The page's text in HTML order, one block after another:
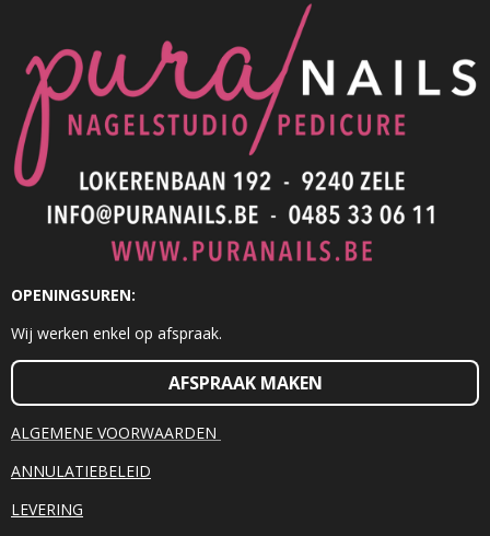
OPENINGSUREN:
Wij werken enkel op afspraak.
AFSPRAAK MAKEN
ALGEMENE VOORWAARDEN
ANNULATIEBELEID
LEVERING